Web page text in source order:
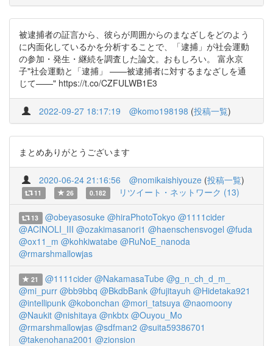
被逮捕者の証言から、彼らが周囲からのまなざしをどのよう
に内面化しているかを分析することで、「逮捕」が社会運動
の参加・発生・継続を調査した論文。おもしろい。 富永京
子"社会運動と「逮捕」 ——被逮捕者に対するまなざしを通
じて——" https://t.co/CZFULWB1E3
2022-09-27 18:17:19 @komo198198 (投稿一覧)
まとめありがとうございます
2020-06-24 21:16:56 @nomikaishiyouze (投稿一覧)
11 26 0.182 リツイート・ネットワーク (13)
13 @obeyasosuke @hiraPhotoTokyo @1111cider
@ACINOLI_III @ozakimasanori1 @haenschensvogel @fuda
@ox11_m @kohkiwatabe @RuNoE_nanoda
@rmarshmallowjas
21 @1111cider @NakamasaTube @g_n_ch_d_m_
@mi_purr @bb9bbq @BkdbBank @fujitayuh @Hidetaka921
@intellipunk @kobonchan @mori_tatsuya @naomoony
@Naukit @nishitaya @nkbtx @Ouyou_Mo
@rmarshmallowjas @sdfman2 @suita59386701
@takenohana2001 @zionsion